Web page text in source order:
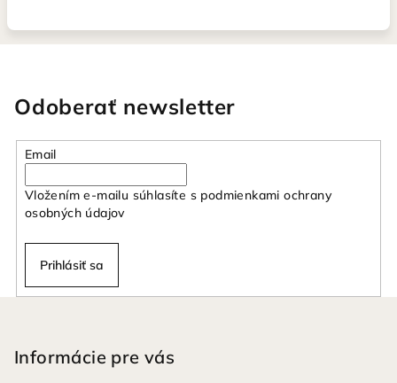
Odoberať newsletter
Email
Vložením e-mailu súhlasíte s podmienkami ochrany
osobných údajov
Prihlásiť sa
Informácie pre vás